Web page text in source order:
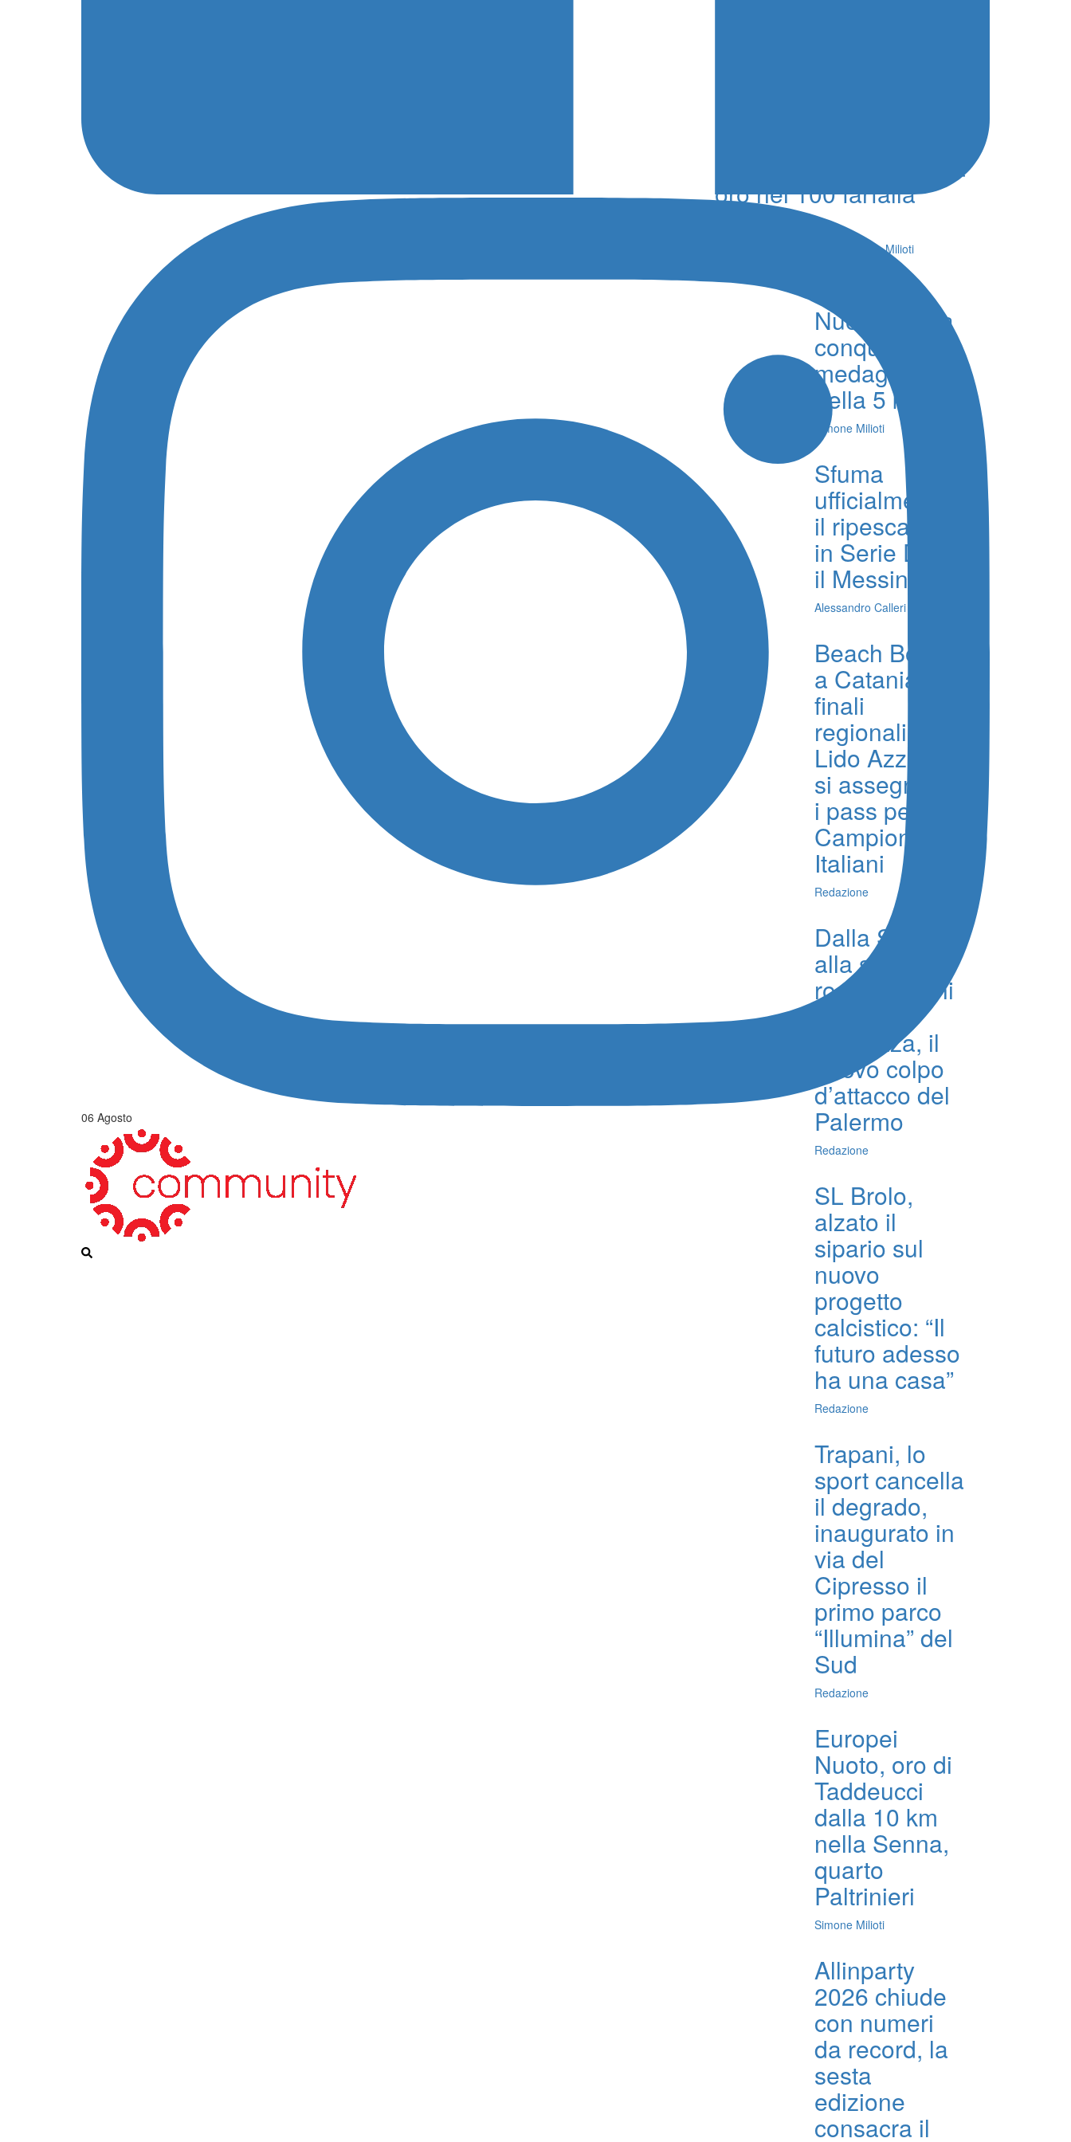
06 Agosto
Italiani, Sabrina Ferrara
oro nei 100 farfalla
Cadette
05 Agosto 2026 - 19:41 - Simone Milioti
Europei
Nuoto, l’Italia
conquista tre
medaglie
nella 5 km
Simone Milioti
Sfuma
ufficialmente
il ripescaggio
in Serie D per
il Messina
Alessandro Calleri
Beach Bocce,
a Catania le
finali
regionali, al
Lido Azzurro
si assegnano
i pass per i
Campionati
Italiani
Redazione
Dalla Serie A
alla sfida
rosanero, chi
Strefezza, il
nuovo colpo
d’attacco del
Palermo
Redazione
SL Brolo,
alzato il
sipario sul
nuovo
progetto
calcistico: “Il
futuro adesso
ha una casa”
Redazione
Trapani, lo
sport cancella
il degrado,
inaugurato in
via del
Cipresso il
primo parco
“Illumina” del
Sud
Redazione
Europei
Nuoto, oro di
Taddeucci
dalla 10 km
nella Senna,
quarto
Paltrinieri
Simone Milioti
Allinparty
2026 chiude
con numeri
da record, la
sesta
edizione
consacra il